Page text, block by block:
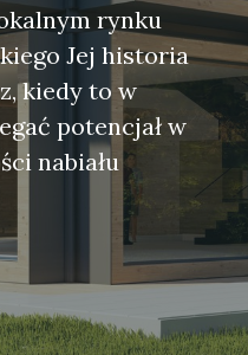
rynku
Jej historia
kiedy to w
potencjał w
nabiału